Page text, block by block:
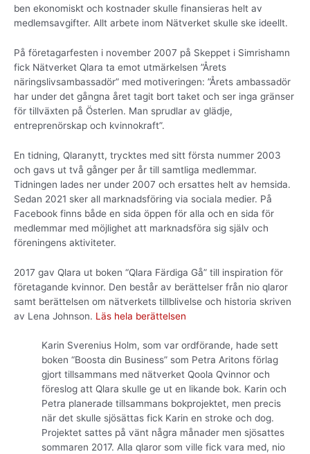
ben ekonomiskt och kostnader skulle finansieras helt av
medlemsavgifter. Allt arbete inom Nätverket skulle ske ideellt.
På företagarfesten i november 2007 på Skeppet i Simrishamn
fick Nätverket Qlara ta emot utmärkelsen ”Årets
näringslivsambassadör” med motiveringen: ”Årets ambassadör
har under det gångna året tagit bort taket och ser inga gränser
för tillväxten på Österlen. Man sprudlar av glädje,
entreprenörskap och kvinnokraft”.
En tidning, Qlaranytt, trycktes med sitt första nummer 2003
och gavs ut två gånger per år till samtliga medlemmar.
Tidningen lades ner under 2007 och ersattes helt av hemsida.
Sedan 2021 sker all marknadsföring via sociala medier. På
Facebook finns både en sida öppen för alla och en sida för
medlemmar med möjlighet att marknadsföra sig själv och
föreningens aktiviteter.
2017 gav Qlara ut boken “Qlara Färdiga Gå” till inspiration för
företagande kvinnor. Den består av berättelser från nio qlaror
samt berättelsen om nätverkets tillblivelse och historia skriven
av Lena Johnson. Läs hela berättelsen
Karin Sverenius Holm, som var ordförande, hade sett
boken “Boosta din Business” som Petra Aritons förlag
gjort tillsammans med nätverket Qoola Qvinnor och
föreslog att Qlara skulle ge ut en likande bok. Karin och
Petra planerade tillsammans bokprojektet, men precis
när det skulle sjösättas fick Karin en stroke och dog.
Projektet sattes på vänt några månader men sjösattes
sommaren 2017. Alla qlaror som ville fick vara med, nio